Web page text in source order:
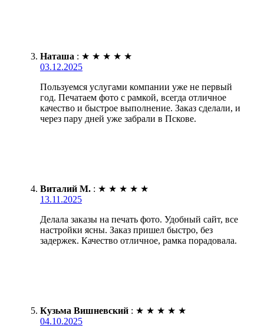
Наташа : ★ ★ ★ ★ ★
03.12.2025
Пользуемся услугами компании уже не первый
год. Печатаем фото с рамкой, всегда отличное
качество и быстрое выполнение. Заказ сделали, и
через пару дней уже забрали в Пскове.
Виталий М. : ★ ★ ★ ★ ★
13.11.2025
Делала заказы на печать фото. Удобный сайт, все
настройки ясны. Заказ пришел быстро, без
задержек. Качество отличное, рамка порадовала.
Кузьма Вишневский : ★ ★ ★ ★ ★
04.10.2025